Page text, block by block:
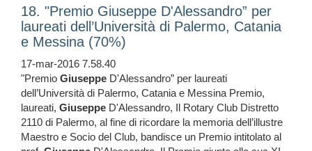
18. "Premio Giuseppe D'Alessandro” per
laureati dell’Università di Palermo, Catania
e Messina (70%)
17-mar-2016 7.58.40
"Premio Giuseppe D'Alessandro” per laureati
dell’Università di Palermo, Catania e Messina Premio,
laureati, Giuseppe D'Alessandro, Il Rotary Club Distretto
2110 di Palermo, al fine di ricordare la memoria dell’illustre
Maestro e Socio del Club, bandisce un Premio intitolato al